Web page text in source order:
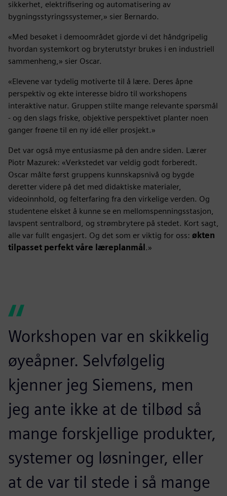
sikkerhet, elektrifisering og automatisering av
bygningsstyringssystemer,» sier Bernardo.
«Med besøket i demoområdet gjorde vi det håndgripelig
hvordan systemkort og bryterutstyr brukes i en industriell
sammenheng,» sier Oscar.
«Elevene var tydelig motiverte til å lære. Deres åpne
perspektiv og ekte interesse bidro til workshopens
interaktive natur. Gruppen stilte mange relevante spørsmål
- og den slags friske, objektive perspektivet planter noen
ganger frøene til en ny idé eller prosjekt.»
Det var også mye entusiasme på den andre siden. Lærer
Piotr Mazurek: «Verkstedet var veldig godt forberedt.
Oscar målte først gruppens kunnskapsnivå og bygde
deretter videre på det med didaktiske materialer,
videoinnhold, og felterfaring fra den virkelige verden. Og
studentene elsket å kunne se en mellomspenningsstasjon,
lavspent sentralbord, og strømbrytere på stedet. Kort sagt,
alle var fullt engasjert. Og det som er viktig for oss: økten
tilpasset perfekt våre læreplanmål .»
Workshopen var en skikkelig
øyeåpner. Selvfølgelig
kjenner jeg Siemens, men
jeg ante ikke at de tilbød så
mange forskjellige produkter,
systemer og løsninger, eller
at de var til stede i så mange